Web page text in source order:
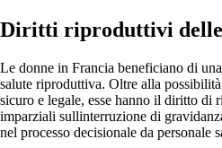
Diritti riproduttivi delle
Le donne in Francia beneficiano di
salute riproduttiva. Oltre alla
sicuro e legale, esse hanno il diritto di
imparziali sullinterruzione di
nel processo decisionale da personale